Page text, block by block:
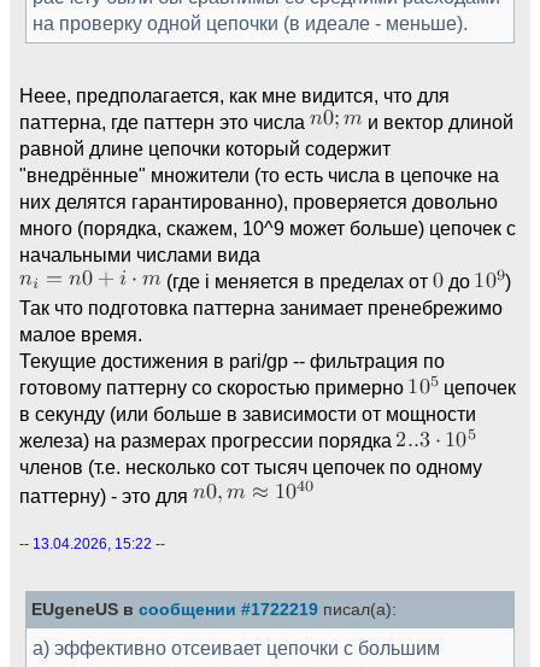
на проверку одной цепочки (в идеале - меньше).
Неее, предполагается, как мне видится, что для
паттерна, где паттерн это числа
и вектор длиной
равной длине цепочки который содержит
"внедрённые" множители (то есть числа в цепочке на
них делятся гарантированно), проверяется довольно
много (порядка, скажем, 10^9 может больше) цепочек с
начальными числами вида
(где i меняется в пределах от
до
)
Так что подготовка паттерна занимает пренебрежимо
малое время.
Текущие достижения в pari/gp -- фильтрация по
готовому паттерну со скоростью примерно
цепочек
в секунду (или больше в зависимости от мощности
железа) на размерах прогрессии порядка
членов (т.е. несколько сот тысяч цепочек по одному
паттерну) - это для
-- 13.04.2026, 15:22 --
EUgeneUS в сообщении #1722219 писал(а):
а) эффективно отсеивает цепочки с большим